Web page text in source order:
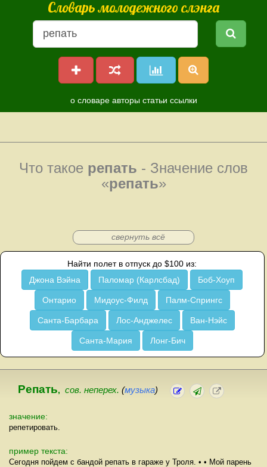
Словарь молодежного слэнга
о словаре авторы статьи ссылки
Что такое репать - Значение слов
«репать»
свернуть всё
Найти полет в отпуск до $100 из:
Джона Вэйна
Паломар (Карлсбад) Боб-Хоуп
Онтарио Мидоус-Филд Палм-Спрингс
Санта-Барбара Лос-Анджелес Ван-Нэйс
Санта-Мария Лонг-Бич
Репать, сов. неперех. (музыка)
значение:
репетировать.
пример текста:
Сегодня пойдем с бандой репать в гараже у Троля. • • Мой парень